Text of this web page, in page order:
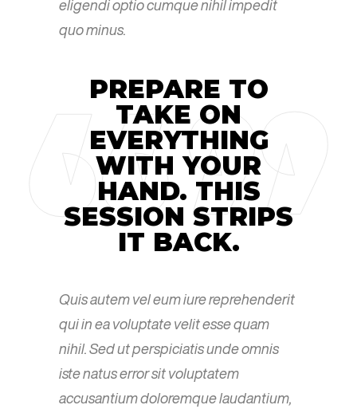
eligendi optio cumque nihil impedit
quo minus.
PREPARE TO
TAKE ON
EVERYTHING
WITH YOUR
HAND. THIS
SESSION STRIPS
IT BACK.
Quis autem vel eum iure reprehenderit
qui in ea voluptate velit esse quam
nihil. Sed ut perspiciatis unde omnis
iste natus error sit voluptatem
accusantium doloremque laudantium,